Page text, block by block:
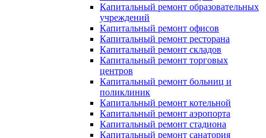
Капитальный ремонт образовательных
учреждений
Капитальный ремонт офисов
Капитальный ремонт ресторана
Капитальный ремонт складов
Капитальный ремонт торговых
центров
Капитальный ремонт больниц и
поликлиник
Капитальный ремонт котельной
Капитальный ремонт аэропорта
Капитальный ремонт стадиона
Капитальный ремонт санатория